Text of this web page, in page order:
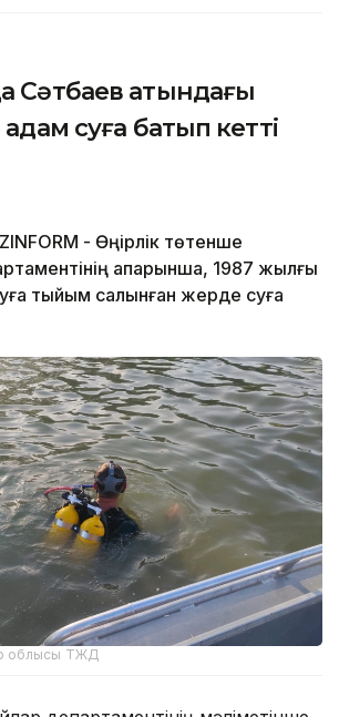
Сәтбаев атындағы
суға батып кетті
- Өңірлік төтенше
ақпарынша, 1987 жылғы
тыйым салынған жерде суға
облысы ТЖД